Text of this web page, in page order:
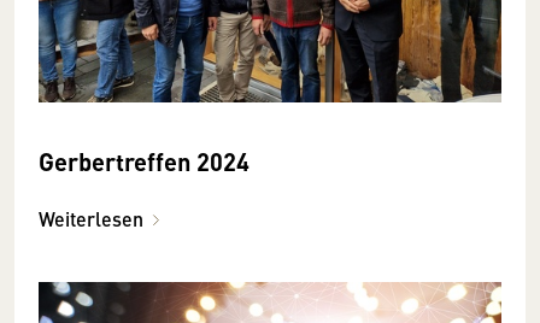
Gerbertreffen 2024
Weiterlesen